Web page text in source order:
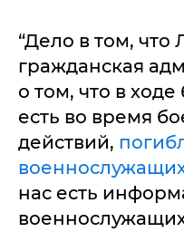
“Дело в том, что
гражданская
о том, что в
есть во время
действий,
нас есть